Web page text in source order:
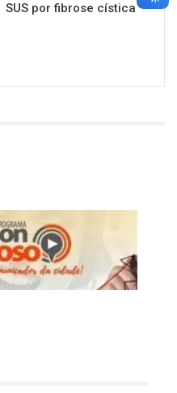
SUS por fibrose cística